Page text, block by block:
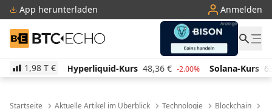
App herunterladen Anmelden
BTC-ECHO
1,98 T €
Kurs 48,36 € -2.00% Solana-Kurs 63,57 € -0.50% TRON-
Startseite Aktuelle Artikel im Überblick Technologie Blockchain